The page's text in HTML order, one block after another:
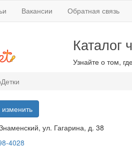
Вакансии Обратная связь
Каталог
Узнайте о том,
изменить
ул. Гагарина, д. 38
4028